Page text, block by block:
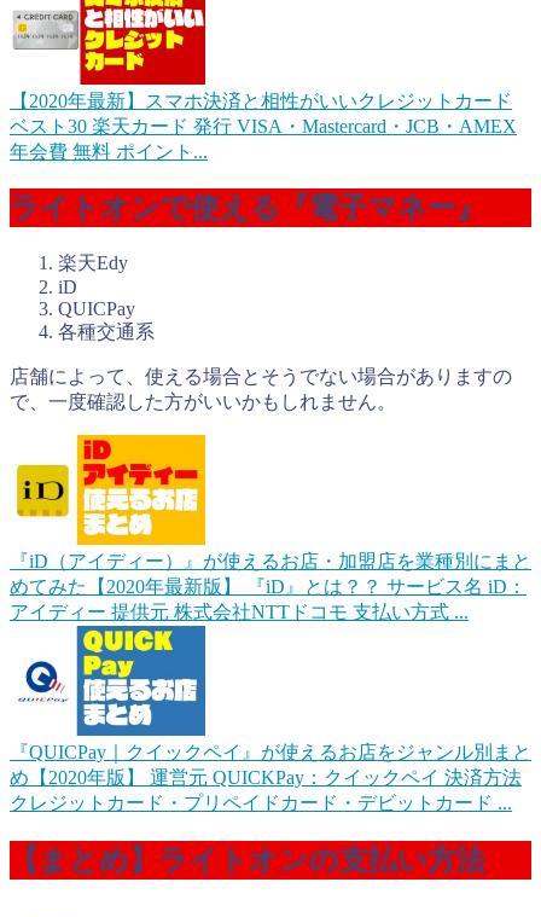
【2020年最新】スマホ決済と相性がいいクレジットカード
ベスト30 楽天カード 発行 VISA・Mastercard・JCB・AMEX
年会費 無料 ポイント...
ライトオンで使える『電子マネー』
楽天Edy
iD
QUICPay
各種交通系
店舗によって、使える場合とそうでない場合がありますの
で、一度確認した方がいいかもしれません。
『iD（アイディー）』が使えるお店・加盟店を業種別にまと
めてみた【2020年最新版】
『iD』とは？？ サービス名 iD：
アイディー 提供元 株式会社NTTドコモ 支払い方式 ...
『QUICPay｜クイックペイ』が使えるお店をジャンル別まと
め【2020年版】
運営元 QUICKPay：クイックペイ 決済方法
クレジットカード・プリペイドカード・デビットカード ...
【まとめ】ライトオンの支払い方法